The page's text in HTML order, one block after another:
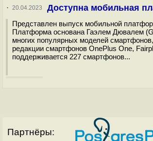
· 20.04.2023 Доступна мобильная
Представлен выпуск мобильной
Платформа основана Гаэлем Дювалем
многих популярных моделей
редакции смартфонов OnePlus One,
поддерживается 227 смартфонов...
Партнёры: